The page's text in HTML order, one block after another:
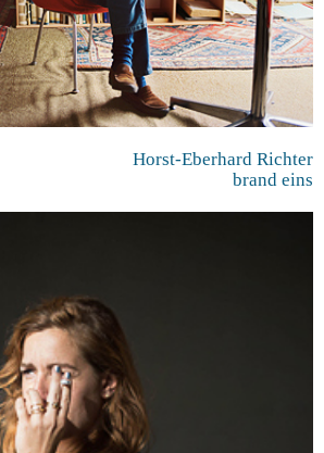
Horst-Eberhard Richter
brand eins